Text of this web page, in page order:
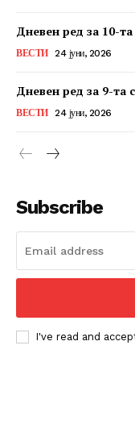
Дневен ред за 10-
ВЕСТИ 24 јуни, 2026
Дневен ред за 9-та
ВЕСТИ 24 јуни, 2026
Subscribe
I've read and